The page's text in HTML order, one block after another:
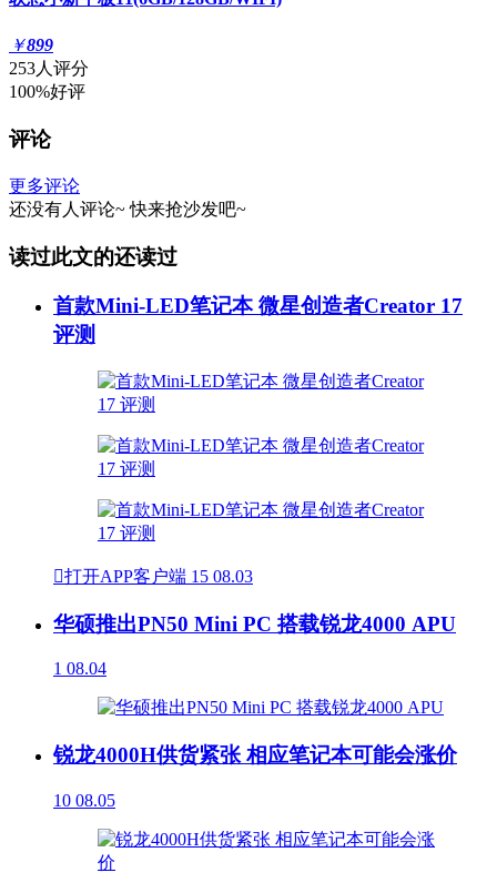
￥899
253人评分
100%好评
评论
更多评论
还没有人评论~ 快来抢沙发吧~
读过此文的还读过
首款Mini-LED笔记本 微星创造者Creator 17
评测
打开APP客户端 15 08.03
华硕推出PN50 Mini PC 搭载锐龙4000 APU
1 08.04
锐龙4000H供货紧张 相应笔记本可能会涨价
10 08.05